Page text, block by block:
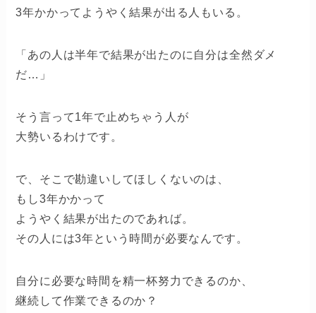
3年かかってようやく結果が出る人もいる。
「あの人は半年で結果が出たのに自分は全然ダメ
だ…」
そう言って1年で止めちゃう人が
大勢いるわけです。
で、そこで勘違いしてほしくないのは、
もし3年かかって
ようやく結果が出たのであれば。
その人には3年という時間が必要なんです。
自分に必要な時間を精一杯努力できるのか、
継続して作業できるのか？